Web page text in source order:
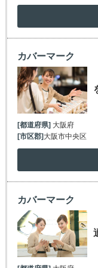
カバーマーク
[都道府県]大阪府
[市区郡]大阪市中央区
カバーマーク